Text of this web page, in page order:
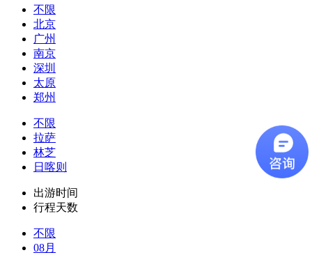
不限
北京
广州
南京
深圳
太原
郑州
不限
拉萨
林芝
日喀则
出游时间
行程天数
不限
08月